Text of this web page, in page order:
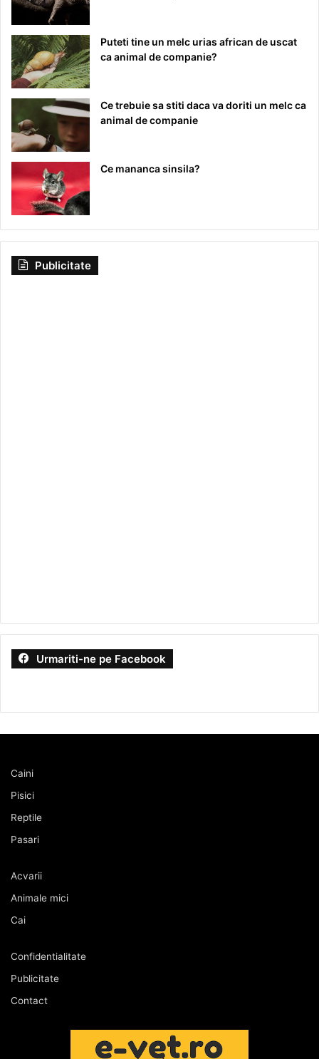
Puteti tine un melc urias african de uscat
ca animal de companie?
Ce trebuie sa stiti daca va doriti un melc ca
animal de companie
Ce mananca sinsila?
Publicitate
Urmariti-ne pe Facebook
Caini
Pisici
Reptile
Pasari
Acvarii
Animale mici
Cai
Confidentialitate
Publicitate
Contact